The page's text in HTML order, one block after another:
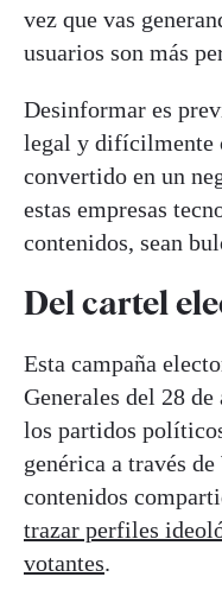
vez que vas
usuarios son más
Desinformar es
legal y difícilmente
convertido en un
estas empresas
contenidos, sean
Del cartel
Esta campaña
Generales del 28
los partidos
genérica a través
contenidos
trazar perfiles
votantes.